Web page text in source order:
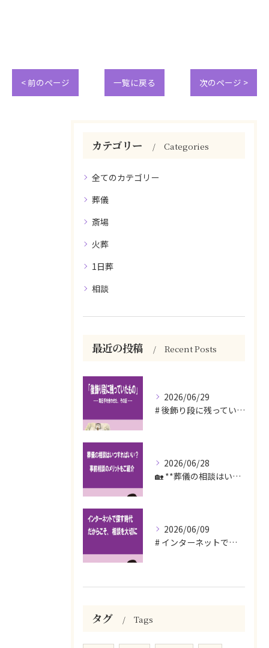
< 前のページ 一覧に戻る 次のページ >
カテゴリー Categories
全てのカテゴリー
葬儀
斎場
火葬
1日葬
相談
最近の投稿 Recent Posts
2026/06/29
# 後飾り段に残っていたもの
2026/06/28
🏡 **葬儀の相談はいつすればいい？事前相談のメリットをご紹...
2026/06/09
# インターネットで探す時代だからこそ、相談を大切に
タグ Tags